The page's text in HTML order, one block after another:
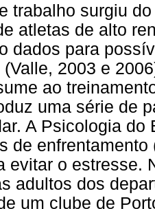
trabalho surgiu
atletas de alto
dados para
(Valle, 2003 e
ao
uma série de
A Psicologia do
de
evitar o estresse.
adultos dos
um clube de